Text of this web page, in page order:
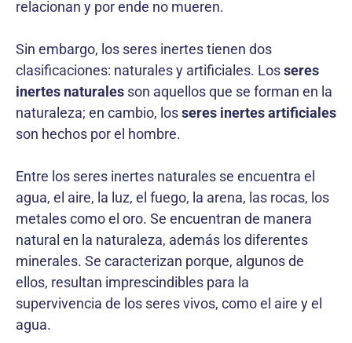
relacionan y por ende no mueren.
Sin embargo, los seres inertes tienen dos
clasificaciones: naturales y artificiales. Losseres
inertes naturales son aquellos que se forman en la
naturaleza; en cambio, losseres inertes artificiales
son hechos por el hombre.
Entre los seres inertes naturales se encuentra el
agua, el aire, la luz, el fuego, la arena, las rocas, los
metales como el oro. Se encuentran de manera
natural en la naturaleza, además los diferentes
minerales. Se caracterizan porque, algunos de
ellos, resultan imprescindibles para la
supervivencia de los seres vivos, como el aire y el
agua.